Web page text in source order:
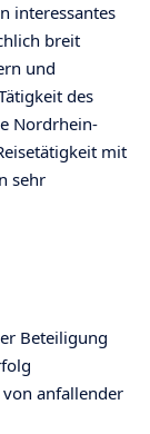
interessantes
breit
und
des
Nordrhein-
mit
sehr
Beteiligung
anfallender